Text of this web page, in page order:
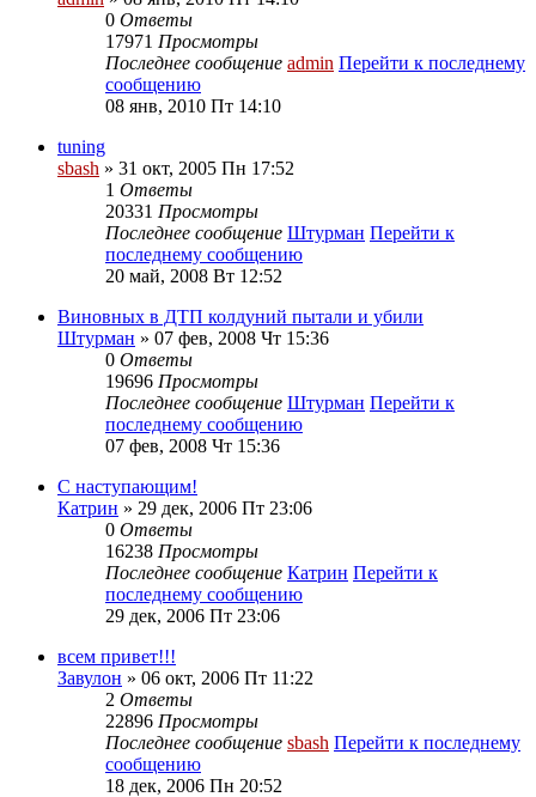
0 Ответы
17971 Просмотры
Последнее сообщение admin Перейти к последнему
сообщению
08 янв, 2010 Пт 14:10
tuning
sbash » 31 окт, 2005 Пн 17:52
1 Ответы
20331 Просмотры
Последнее сообщение Штурман Перейти к
последнему сообщению
20 май, 2008 Вт 12:52
Виновных в ДТП колдуний пытали и убили
Штурман » 07 фев, 2008 Чт 15:36
0 Ответы
19696 Просмотры
Последнее сообщение Штурман Перейти к
последнему сообщению
07 фев, 2008 Чт 15:36
С наступающим!
Катрин » 29 дек, 2006 Пт 23:06
0 Ответы
16238 Просмотры
Последнее сообщение Катрин Перейти к
последнему сообщению
29 дек, 2006 Пт 23:06
всем привет!!!
Завулон » 06 окт, 2006 Пт 11:22
2 Ответы
22896 Просмотры
Последнее сообщение sbash Перейти к последнему
сообщению
18 дек, 2006 Пн 20:52